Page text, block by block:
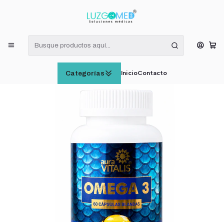
Categorías InicioContacto
¡RECIBE HOY! COMPRAS DE LUNES A VIERNES HASTA LAS 16:00
Inicio
SUPLEMENTOS ALIMENTICIOS
Omega 3 Aura Vitalis 60 Cápsulas Blandas